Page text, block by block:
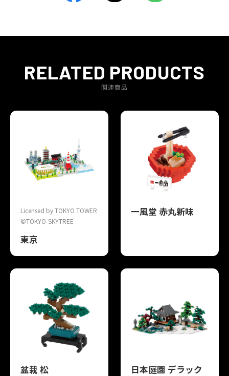
RELATED PRODUCTS
関連商品
Licensed by TOKYO TOWER
©TOKYO-SKYTREE
東京
一風堂 赤丸新味
盆栽 松
日本庭園 デラック